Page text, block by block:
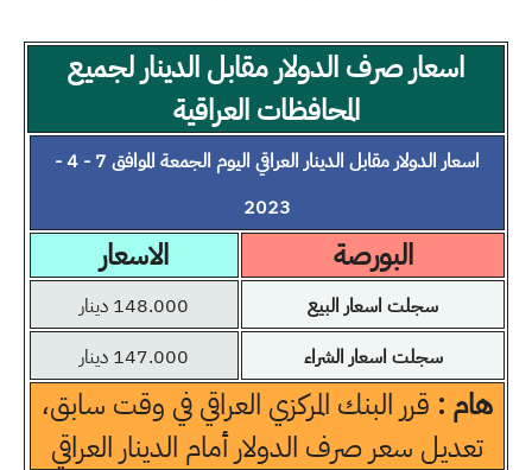
اسعار صرف الدولار مقابل الدينار لجميع
المحافظات العراقية
اسعار الدولار مقابل الدينار العراقي اليوم الجمعة الموافق 7 - 4 -
2023
البورصة الاسعار
سجلت اسعار البيع
148.000 دينار
سجلت اسعار الشراء
147.000 دينار
هام : قرر البنك المركزي العراقي في وقت سابق،
تعديل سعر صرف الدولار أمام الدينار العراقي